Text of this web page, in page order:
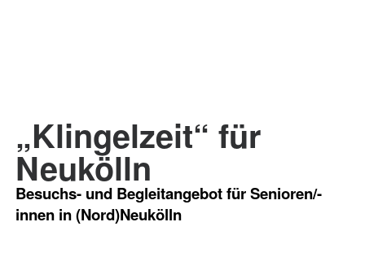
„Klingelzeit“ für
Neukölln
Besuchs- und Begleitangebot für Senioren/-
innen in (Nord)Neukölln